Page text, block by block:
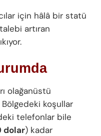
için hâlâ bir statü
artıran
olağanüstü
koşullar
telefonlar bile
dolar) kadar